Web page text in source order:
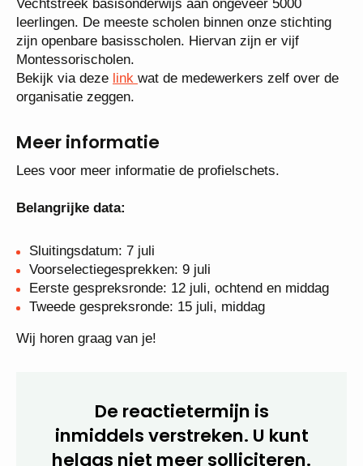
Vechtstreek basisonderwijs aan ongeveer 5000
leerlingen. De meeste scholen binnen onze stichting
zijn openbare basisscholen. Hiervan zijn er vijf
Montessorischolen.
Bekijk via deze link wat de medewerkers zelf over de
organisatie zeggen.
Meer informatie
Lees voor meer informatie de profielschets.
Belangrijke data:
Sluitingsdatum: 7 juli
Voorselectiegesprekken: 9 juli
Eerste gespreksronde: 12 juli, ochtend en middag
Tweede gespreksronde: 15 juli, middag
Wij horen graag van je!
De reactietermijn is
inmiddels verstreken. U kunt
helaas niet meer solliciteren.